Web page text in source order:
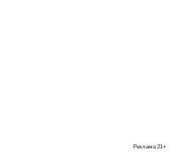
Реклама 21+